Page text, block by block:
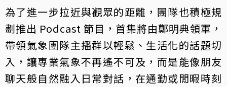
為了進一步拉近與觀眾的距離，團隊也積極規
劃推出 Podcast 節目，首集將由鄭明典領軍，
帶領氣象團隊主播群以輕鬆、生活化的話題切
入，讓專業氣象不再遙不可及，而是能像朋友
聊天般自然融入日常對話，在通勤或閒暇時刻